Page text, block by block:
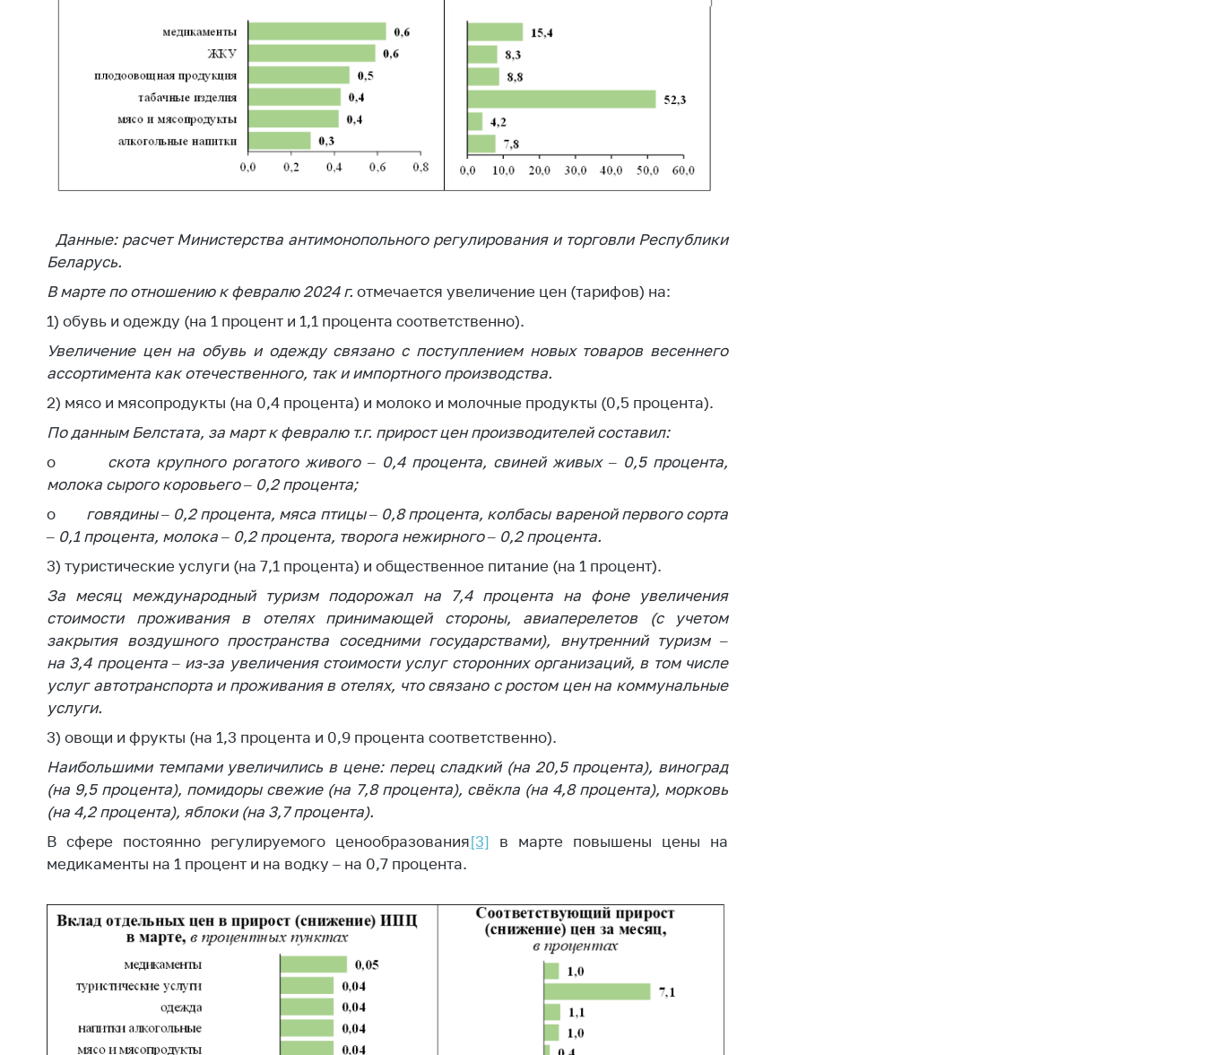
Данные: расчет Министерства антимонопольного регулирования и торговли Республики
Беларусь.
В марте по отношению к февралю 2024 г. отмечается увеличение цен (тарифов) на:
1) обувь и одежду (на 1 процент и 1,1 процента соответственно).
Увеличение цен на обувь и одежду связано с поступлением новых товаров весеннего
ассортимента как отечественного, так и импортного производства.
2) мясо и мясопродукты (на 0,4 процента) и молоко и молочные продукты (0,5 процента).
По данным Белстата, за март к февралю т.г. прирост цен производителей составил:
o скота крупного рогатого живого – 0,4 процента, свиней живых – 0,5 процента,
молока сырого коровьего – 0,2 процента;
o говядины – 0,2 процента, мяса птицы – 0,8 процента, колбасы вареной первого сорта
– 0,1 процента, молока – 0,2 процента, творога нежирного – 0,2 процента.
3) туристические услуги (на 7,1 процента) и общественное питание (на 1 процент).
За месяц международный туризм подорожал на 7,4 процента на фоне увеличения
стоимости проживания в отелях принимающей стороны, авиаперелетов (с учетом
закрытия воздушного пространства соседними государствами), внутренний туризм –
на 3,4 процента – из-за увеличения стоимости услуг сторонних организаций, в том числе
услуг автотранспорта и проживания в отелях, что связано с ростом цен на коммунальные
услуги.
3) овощи и фрукты (на 1,3 процента и 0,9 процента соответственно).
Наибольшими темпами увеличились в цене: перец сладкий (на 20,5 процента), виноград
(на 9,5 процента), помидоры свежие (на 7,8 процента), свёкла (на 4,8 процента), морковь
(на 4,2 процента), яблоки (на 3,7 процента).
В сфере постоянно регулируемого ценообразования[3] в марте повышены цены на
медикаменты на 1 процент и на водку – на 0,7 процента.